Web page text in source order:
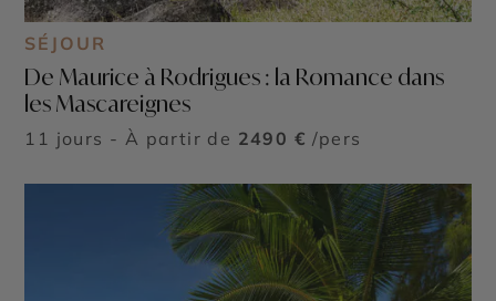
SÉJOUR
De Maurice à Rodrigues : la Romance dans
les Mascareignes
11 jours - À partir de 2490 € /pers